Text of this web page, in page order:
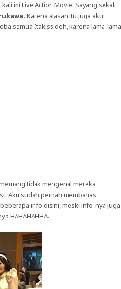
ini Live Action Movie. Sayang sekali
Karena alasan itu juga aku
semua Itakiss deh, karena lama-lama
tidak mengenal mereka
Aku sudah pernah membahas
info disini, meski info-nya juga
HAHAHAHHA.